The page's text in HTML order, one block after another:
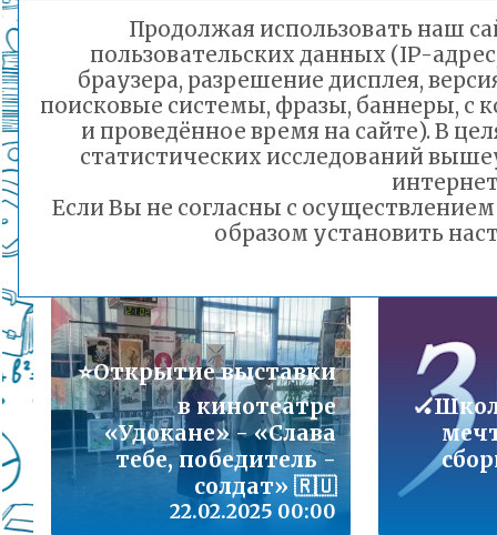
Порядок предоставления льготного
малоимущих семей
Подробнее...
Горячая линия по вопросам школьного
30-21
дошкольного образования и тел 32-41-13
Подробнее...
🎗 Вручение
юбилейных медалей
«80 лет Победы в
Великой
Отечественной войне
началось в краевом
центре
⭐️Открытие выставки
в кинотеатре
«Удокане» - «Слава
тебе, победитель -
солдат» 🇷🇺
22.02.2025 00:00
Продолжая использовать наш
пользовательских данных (IP-
браузера, разрешение дисплея,
поисковые системы, фразы, баннеры, с
и проведённое время на сайте). В
статистических исследований
Если Вы не согласны с
образом установить